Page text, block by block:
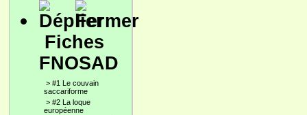
Fiches
FNOSAD
> #1 Le couvain
saccariforme
> #2 La loque
européenne